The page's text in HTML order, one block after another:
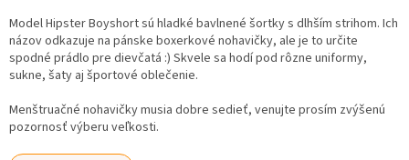
Model Hipster Boyshort sú hladké bavlnené šortky s dlhším strihom. Ich
názov odkazuje na pánske boxerkové nohavičky, ale je to určite
spodné prádlo pre dievčatá :) Skvele sa hodí pod rôzne uniformy,
sukne, šaty aj športové oblečenie.
Menštruačné nohavičky musia dobre sedieť, venujte prosím zvýšenú
pozornosť výberu veľkosti.